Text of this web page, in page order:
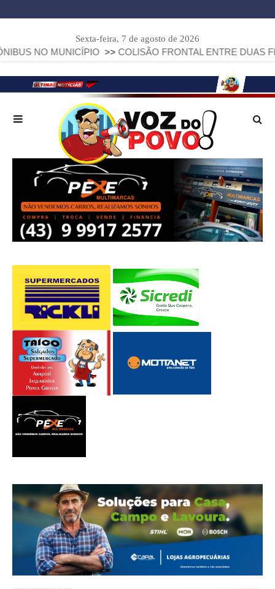
Sexta-feira, 7 de agosto de 2026
MUNICÍPIO >> COLISÃO FRONTAL ENTRE DUAS FIAT